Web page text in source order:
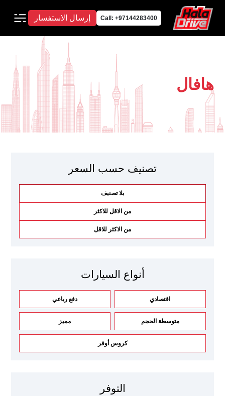
Call: +97144283400 إرسال الاستفسار
هافال
تصنيف حسب السعر
بلا تصنيف
من الاقل للاكثر
من الاكثر للاقل
أنواع السيارات
اقتصادي دفع رباعي
متوسطة الحجم مميز
كروس أوفر
التوفر